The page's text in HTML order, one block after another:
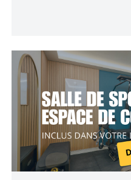
votre quotidien dans le